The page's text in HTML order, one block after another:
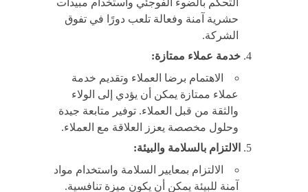
التحكم بالضوء الفوجئي واستخدام مبيدات
حشرية آمنة وفعالة تلعب دورًا في تفوق
الشركة.
خدمة عملاء ممتازة:
الاهتمام برضا العملاء وتقديم خدمة
عملاء ممتازة يمكن أن يؤدي إلى الولاء
والثقة من قبل العملاء. توفير متابعة جيدة
وحلول مخصصة يعزز العلاقة مع العملاء.
الالتزام بالسلامة والبيئة:
الالتزام بمعايير السلامة واستخدام مواد
آمنة للبيئة يمكن أن يكون ميزة تنافسية.